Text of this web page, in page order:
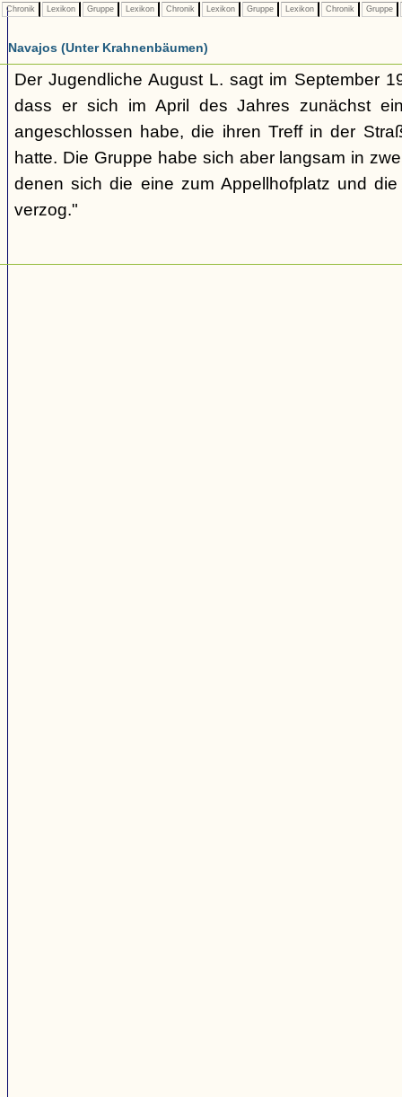
Chronik Lexikon Gruppe Lexikon Chronik Lexikon Gruppe Lexikon Chronik Gruppe
Navajos (Unter Krahnenbäumen)
Der Jugendliche August L. sagt im September
dass er sich im April des Jahres zunächst
angeschlossen habe, die ihren Treff in der
hatte. Die Gruppe habe sich aber langsam in
denen sich die eine zum Appellhofplatz und
verzog."